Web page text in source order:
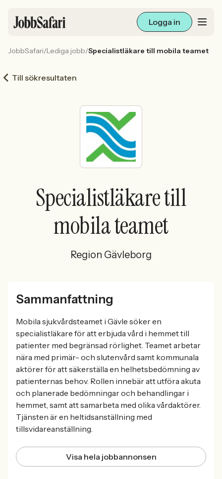
Logga in
Arbetsliv och karriär
För arbetsgivare
Sök med AI
Ny här? Skapa konto
JobbSafari/Lediga jobb/Specialistläkare till mobila teamet
Till sökresultaten
Specialistläkare till
mobila teamet
Region Gävleborg
Sammanfattning
Mobila sjukvårdsteamet i Gävle söker en
specialistläkare för att erbjuda vård i hemmet till
patienter med begränsad rörlighet. Teamet arbetar
nära med primär- och slutenvård samt kommunala
aktörer för att säkerställa en helhetsbedömning av
patienternas behov. Rollen innebär att utföra akuta
och planerade bedömningar och behandlingar i
hemmet, samt att samarbeta med olika vårdaktörer.
Tjänsten är en heltidsanställning med
tillsvidareanställning.
Visa hela jobbannonsen